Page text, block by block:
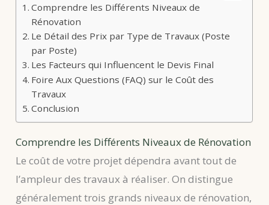
Comprendre les Différents Niveaux de
Rénovation
Le Détail des Prix par Type de Travaux (Poste
par Poste)
Les Facteurs qui Influencent le Devis Final
Foire Aux Questions (FAQ) sur le Coût des
Travaux
Conclusion
Comprendre les Différents Niveaux de Rénovation
Le coût de votre projet dépendra avant tout de
l’ampleur des travaux à réaliser. On distingue
généralement trois grands niveaux de rénovation,